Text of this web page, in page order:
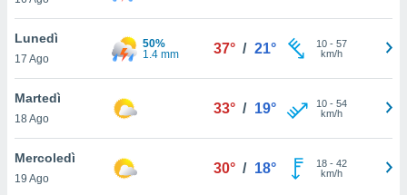
cookie
in
Lunedì
17 Ago
50%
1.4 mm
37° / 21° 10- 57
km/h
Martedì
18 Ago
33° / 19° 10- 54
km/h
Mercoledì
19 Ago
30° / 18° 18- 42
km/h